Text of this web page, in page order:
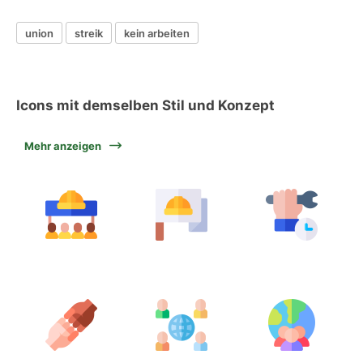
union streik kein arbeiten
Icons mit demselben Stil und Konzept
Mehr anzeigen